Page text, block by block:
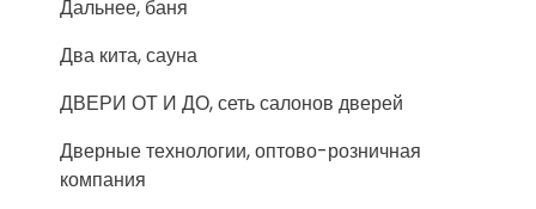
Дальнее, баня
Два кита, сауна
ДВЕРИ ОТ И ДО, сеть салонов дверей
Дверные технологии, оптово-розничная
компания